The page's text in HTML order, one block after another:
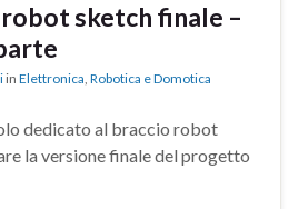
sketch finale –
in Elettronica, Robotica e Domotica
dedicato al braccio robot
la versione finale del progetto